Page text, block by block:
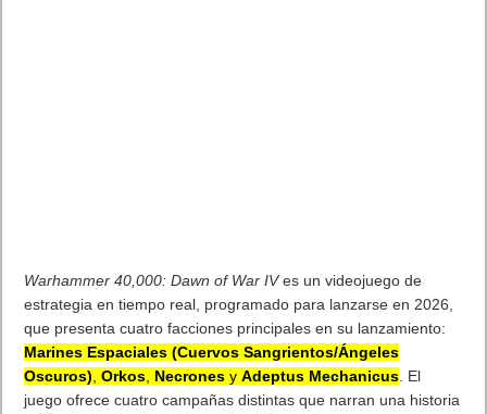
Warhammer 40,000: Dawn of War IVes un videojuego de
estrategia en tiempo real, programado para lanzarse en 2026,
que presenta cuatro facciones principales en su lanzamiento:
Marines Espaciales (Cuervos Sangrientos/Ángeles
Oscuros),Orkos, Necrones yAdeptus Mechanicus. El
juego ofrece cuatro campañas distintas que narran una historia